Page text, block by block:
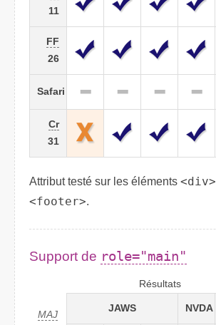
11
FF
26
Safari
Cr
31
Attribut testé sur les éléments <div>
<footer>.
Support de role="main"
Résultats
MAJ
JAWS NVDA